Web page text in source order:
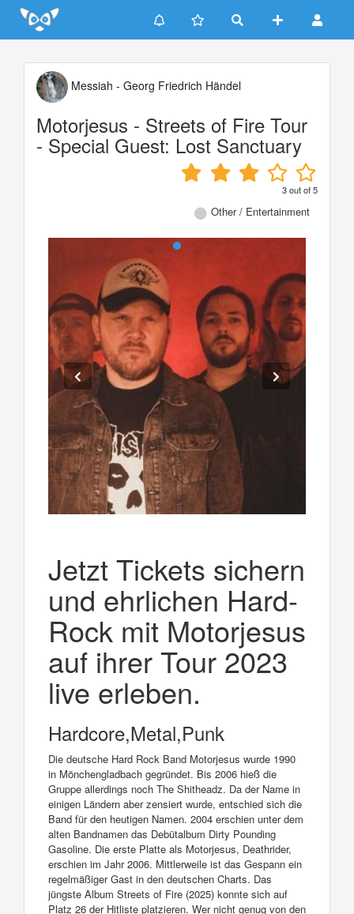
Update cookies preferences
Messiah - Georg Friedrich Händel
Motorjesus - Streets of Fire Tour
- Special Guest: Lost Sanctuary
3out of5
Other / Entertainment
Jetzt Tickets sichern
und ehrlichen Hard-
Rock mit Motorjesus
auf ihrer Tour 2023
live erleben.
Hardcore,Metal,Punk
Die deutsche Hard Rock Band Motorjesus wurde 1990
in Mönchengladbach gegründet. Bis 2006 hieß die
Gruppe allerdings noch The Shitheadz. Da der Name in
einigen Ländern aber zensiert wurde, entschied sich die
Band für den heutigen Namen. 2004 erschien unter dem
alten Bandnamen das Debütalbum Dirty Pounding
Gasoline. Die erste Platte als Motorjesus, Deathrider,
erschien im Jahr 2006. Mittlerweile ist das Gespann ein
regelmäßiger Gast in den deutschen Charts. Das
jüngste Album Streets of Fire (2025) konnte sich auf
Platz 26 der Hitliste platzieren. Wer nicht genug von den